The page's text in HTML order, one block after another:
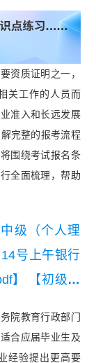
资质证明之一，
关工作的人员而
准入和长远发展
完整的报考流程
围绕考试报名条
全面梳理，帮助
级（个人理
14号上午银行
】
【初级银
院教育行政部门
合应届毕业生及
经验提出更高要